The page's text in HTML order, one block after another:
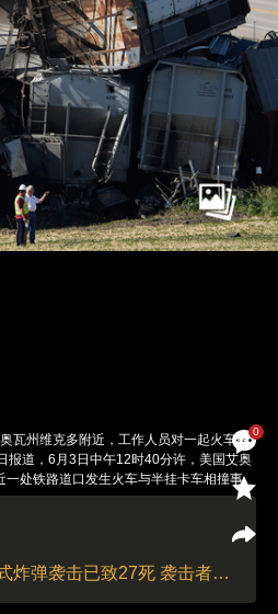
0
瓦州维克多附近，工作人员对一起火车脱
报道，6月3日中午12时40分许，美国艾奥
处铁路道口发生火车与半挂卡车相撞事
重伤被直升机送医，碰撞导致火车2台机车
据调查，当时装载一台大型约翰迪尔拖拉
事故未涉及危险品泄漏，现场路段预计将封
视觉中国
丛汛
巴基斯坦一火车站自杀式炸弹袭击已致27死 袭击者身绑7至8公斤爆炸物